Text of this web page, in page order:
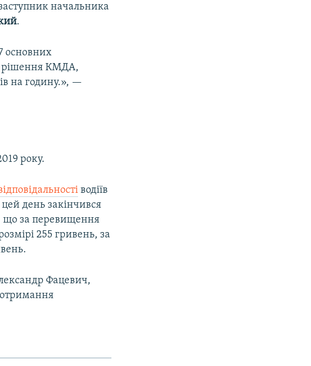
начальника
.
основних
рішення КМДА,
на годину.», —
року.
водіїв
день закінчився
що за перевищення
255 гривень, за
Фацевич,